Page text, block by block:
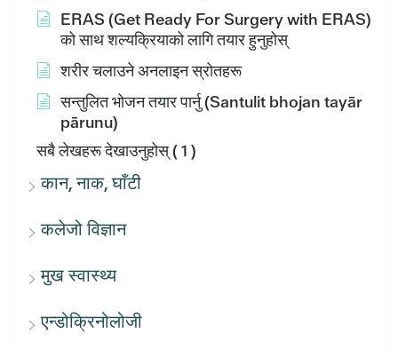
ERAS (Get Ready For Surgery with ERAS)
को साथ शल्यक्रियाको लागि तयार हुनुहोस्
शरीर चलाउने अनलाइन स्रोतहरू
सन्तुलित भोजन तयार पार्नु (Santulit bhojan tayār
pārunu)
सबै लेखहरू देखाउनुहोस्( 1 )
कान, नाक, घाँटी
कलेजो विज्ञान
मुख स्वास्थ्य
एन्डोक्रिनोलोजी